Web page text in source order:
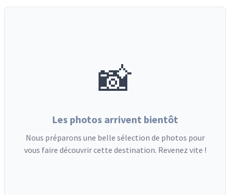
📸
Les photos arrivent bientôt
Nous préparons une belle sélection de photos pour
vous faire découvrir cette destination. Revenez vite !